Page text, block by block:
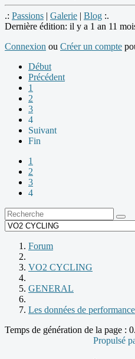
.: Passions | Galerie | Blog :.
Dernière édition: il y a 1 an 11
Connexion ou Créer un compte
Début
Précédent
1
2
3
4
Suivant
Fin
1
2
3
4
Forum
VO2 CYCLING
GENERAL
Les données de
Temps de génération de la page :
Propulsé